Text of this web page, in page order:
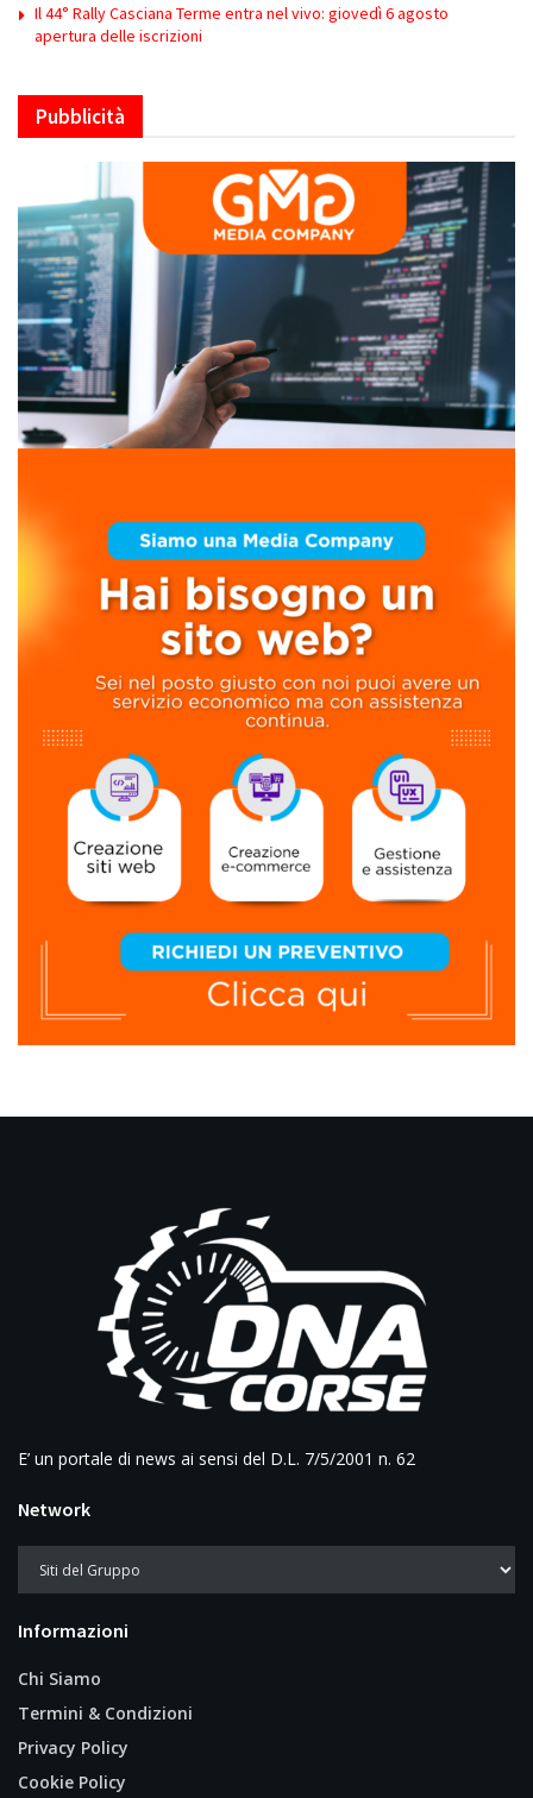
Il 44° Rally Casciana Terme entra nel vivo: giovedì 6 agosto
apertura delle iscrizioni
Pubblicità
E’ un portale di news ai sensi del D.L. 7/5/2001 n. 62
Network
Informazioni
Chi Siamo
Termini & Condizioni
Privacy Policy
Cookie Policy